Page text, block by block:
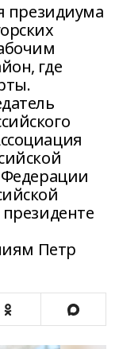
президиума
где
Петр